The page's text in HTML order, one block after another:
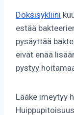
Doksisykliini
estää
pysäyttää
eivät enää
pystyy
Lääke imeytyy